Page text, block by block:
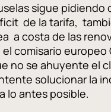
sigue pidiendo
de la tarifa,
a costa de las
el comisario
no se ahuyente el
solucionar la
lo antes posible.